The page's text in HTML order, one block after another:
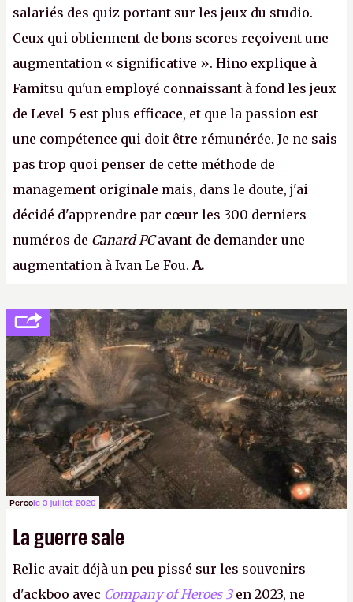
salariés des quiz portant sur les jeux du studio.
Ceux qui obtiennent de bons scores reçoivent une
augmentation « significative ». Hino explique à
Famitsu qu'un employé connaissant à fond les jeux
de Level-5 est plus efficace, et que la passion est
une compétence qui doit être rémunérée. Je ne sais
pas trop quoi penser de cette méthode de
management originale mais, dans le doute, j'ai
décidé d'apprendre par cœur les 300 derniers
numéros de Canard PCavant de demander une
augmentation à Ivan Le Fou.A.
Percole 3 juillet 2026
La guerre sale
Relic avait déjà un peu pissé sur les souvenirs
d'ackboo avec Company of Heroes 3en 2023, ne